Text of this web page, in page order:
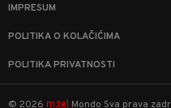
IMPRESUM
POLITIKA O KOLAČIĆIMA
POLITIKA PRIVATNOSTI
© 2026 m:tel Mondo Sva prava